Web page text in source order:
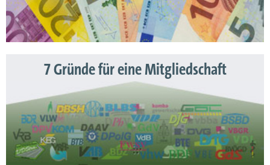
7 Gründe für eine Mitgliedschaft